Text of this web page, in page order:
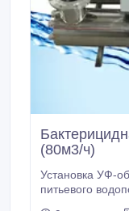
(80м3/ч)
Установка УФ-
питьевого